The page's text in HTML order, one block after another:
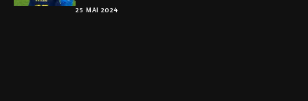
25 MAI 2024